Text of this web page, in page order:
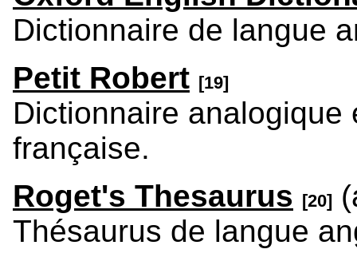
Dictionnaire de langue
Petit Robert [19]
Dictionnaire
française.
Roget's Thesaurus
[20]
Thésaurus de langue